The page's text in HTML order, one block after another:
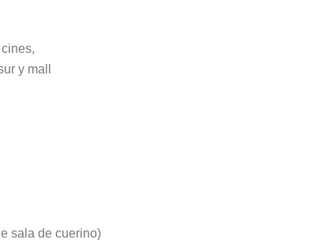
y mall
sala de cuerino)